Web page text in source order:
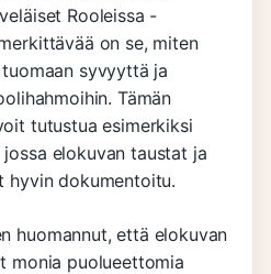
Rooleissa -
on se, miten
syvyyttä ja
Tämän
tutustua esimerkiksi
elokuvan taustat ja
hyvin dokumentoitu.
huomannut, että elokuvan
monia puolueettomia